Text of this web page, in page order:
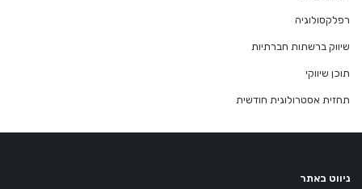
רפלקסולוגיה
שיווק ברשתות חברתיות
תוכן שיווקי
תחזית אסטרולוגית חודשית
ניווט באתר